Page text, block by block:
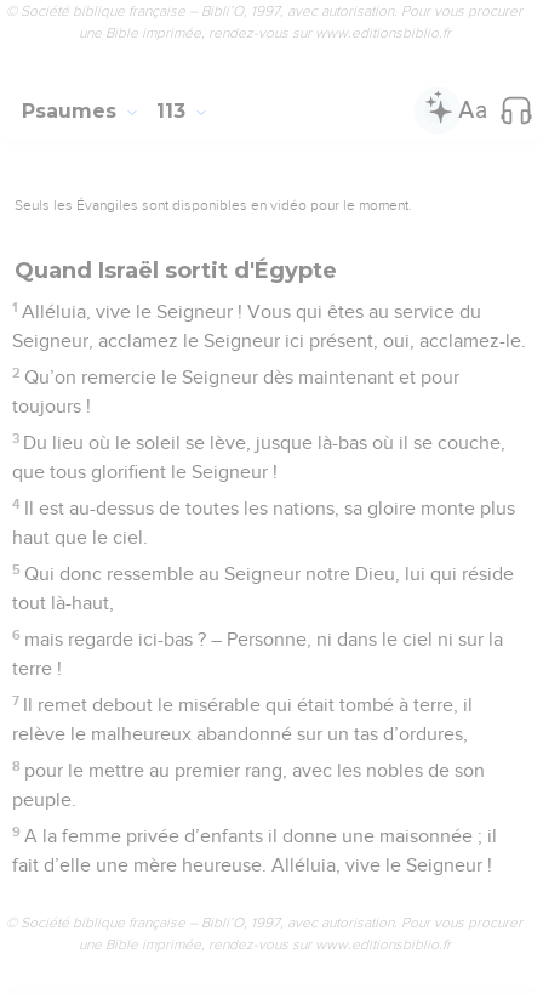
© Société biblique française – Bibli’O, 1997, avec autorisation. Pour vous procurer
une Bible imprimée, rendez-vous sur www.editionsbiblio.fr
Psaumes 113
Seuls les Évangiles sont disponibles en vidéo pour le moment.
Quand Israël sortit d'Égypte
1 Alléluia, vive le Seigneur ! Vous qui êtes au service du
Seigneur, acclamez le Seigneur ici présent, oui, acclamez-le.
2 Qu’on remercie le Seigneur dès maintenant et pour
toujours !
3 Du lieu où le soleil se lève, jusque là-bas où il se couche,
que tous glorifient le Seigneur !
4 Il est au-dessus de toutes les nations, sa gloire monte plus
haut que le ciel.
5 Qui donc ressemble au Seigneur notre Dieu, lui qui réside
tout là-haut,
6 mais regarde ici-bas ? – Personne, ni dans le ciel ni sur la
terre !
7 Il remet debout le misérable qui était tombé à terre, il
relève le malheureux abandonné sur un tas d’ordures,
8 pour le mettre au premier rang, avec les nobles de son
peuple.
9 A la femme privée d’enfants il donne une maisonnée ; il
fait d’elle une mère heureuse. Alléluia, vive le Seigneur !
© Société biblique française – Bibli’O, 1997, avec autorisation. Pour vous procurer
une Bible imprimée, rendez-vous sur www.editionsbiblio.fr